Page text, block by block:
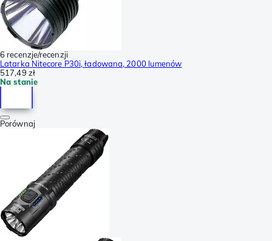
6 recenzje/recenzji
Latarka Nitecore P30i, ładowana, 2000 lumenów
517,49 zł
Na stanie
Porównaj